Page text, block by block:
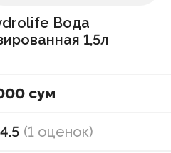
Вода
1,5л
сум
4.5 (1 оценок)